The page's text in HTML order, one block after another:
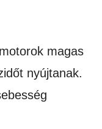
magas
nyújtanak.